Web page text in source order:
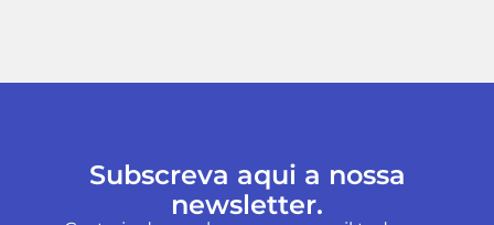
Subscreva aqui a nossa
newsletter.